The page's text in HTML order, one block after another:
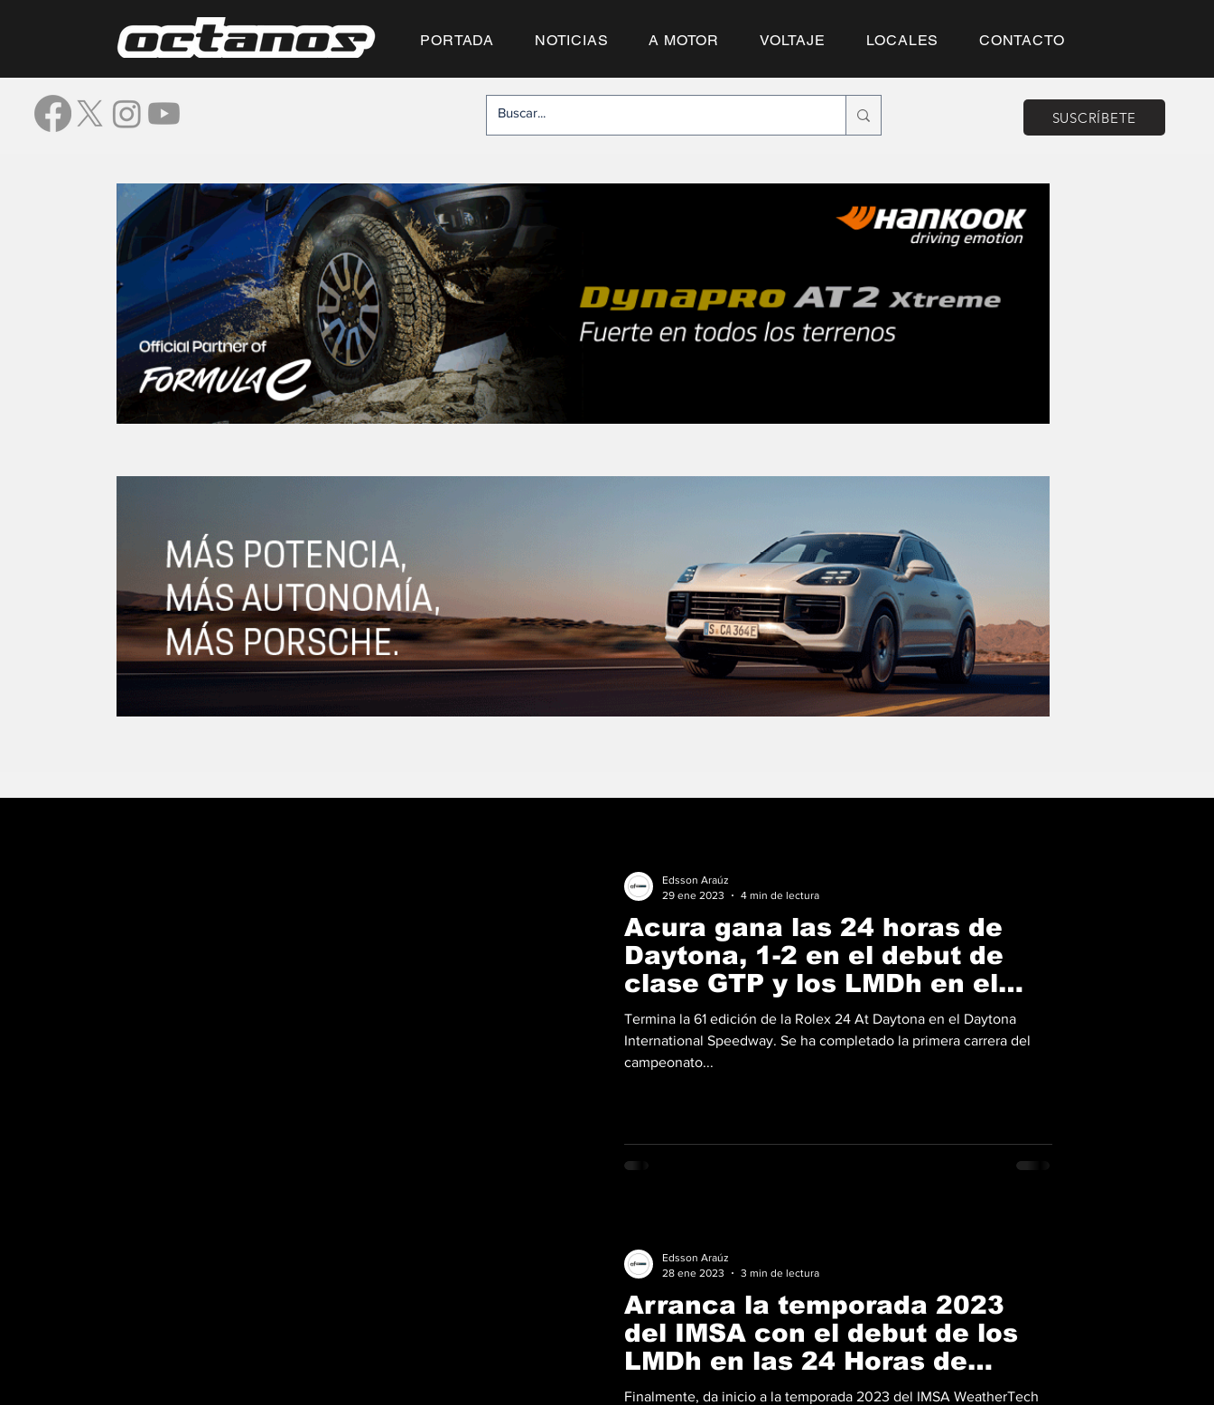
PORTADA NOTICIAS A MOTOR VOLTAJE LOCALES CONTACTO
SUSCRÍBETE
Acura gana las 24 horas de
Daytona, 1-2 en el debut de
clase GTP y los LMDh en el
IMSA
Termina la 61 edición de la Rolex 24 At Daytona en el Daytona
International Speedway. Se ha completado la primera carrera del
campeonato...
Edsson Araúz
29 ene 2023
4 min de lectura
Arranca la temporada 2023
del IMSA con el debut de los
LMDh en las 24 Horas de
Daytona
Finalmente, da inicio a la temporada 2023 del IMSA WeatherTech
Edsson Araúz
28 ene 2023
3 min de lectura